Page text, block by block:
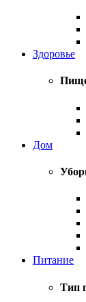
Здоровье
Дом
Питание
Тип